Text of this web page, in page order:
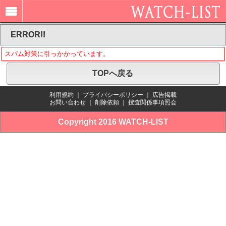
ERROR!!
スパム対策に引っかかっています。
TOPへ戻る
利用規約 プライバシーポリシー
広告掲載
お問い合わせ
削除依頼 捜査関係事項照会
Copyright 2016 WATCH-LIST